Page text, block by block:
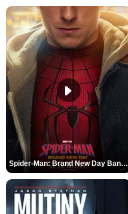
Spider-Man: Brand New Day Bande-annonce VO STFR